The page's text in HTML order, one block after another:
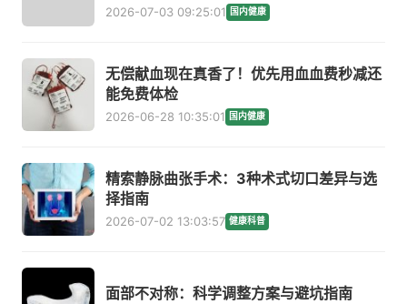
2026-07-03 09:25:01 国内健康
无偿献血现在真香了！优先用血血费秒减还
能免费体检
2026-06-28 10:35:01 国内健康
精索静脉曲张手术：3种术式切口差异与选
择指南
2026-07-02 13:03:57 健康科普
面部不对称：科学调整方案与避坑指南